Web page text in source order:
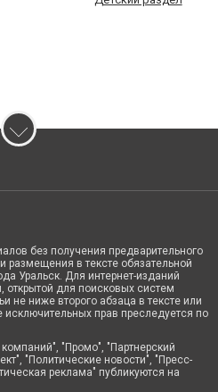
без получения предварительного
размещения в тексте обязательной
Уральск. Для интернет-изданий
открытой для поисковых систем
не ниже второго абзаца в тексте или
исключительных прав преследуется по
"Промо", "Партнерский
"Политические новости", "Пресс-
реклама" публикуются на